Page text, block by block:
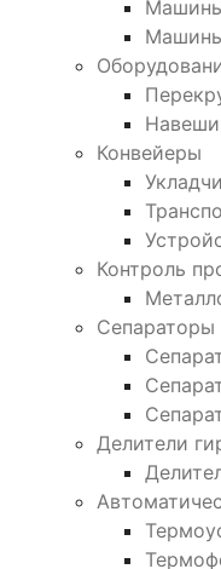
Конвейеры
Контроль
Сепараторы
Делители